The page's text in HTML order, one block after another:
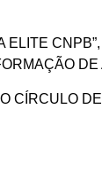
ELITE
CÍRCULO